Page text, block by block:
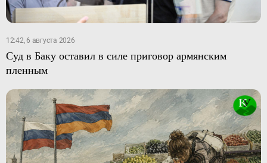
12:42, 6 августа 2026
Суд в Баку оставил в силе приговор армянским
пленным